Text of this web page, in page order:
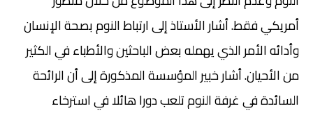
أمريكي فقط. أشار الأستاذ إلى ارتباط النوم بصحة الإنسان
وأدائه الأمر الذي يهمله بعض الباحثين والأطباء في الكثير
من الأحيان. أشار خبير المؤسسة المذكورة إلى أن الرائحة
السائدة في غرفة النوم تلعب دورا هائلا في استرخاء